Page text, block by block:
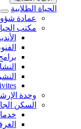
الحياة الطلابية
عمادة
مكتب
وحدة
السكن